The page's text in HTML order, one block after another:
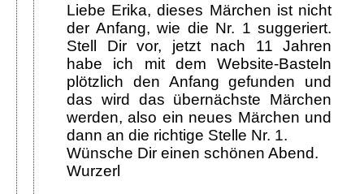
Liebe Erika, dieses Märchen ist nicht
der Anfang, wie die Nr. 1 suggeriert.
Stell Dir vor, jetzt nach 11 Jahren
habe ich mit dem Website-Basteln
plötzlich den Anfang gefunden und
das wird das übernächste Märchen
werden, also ein neues Märchen und
dann an die richtige Stelle Nr. 1.
Wünsche Dir einen schönen Abend.
Wurzerl